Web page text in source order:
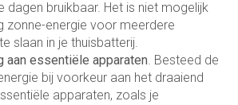
dagen bruikbaar. Het is niet mogelijk
zonne-energie voor meerdere
slaan in je thuisbatterij.
aan essentiële apparaten. Besteed de
bij voorkeur aan het draaiend
apparaten, zoals je